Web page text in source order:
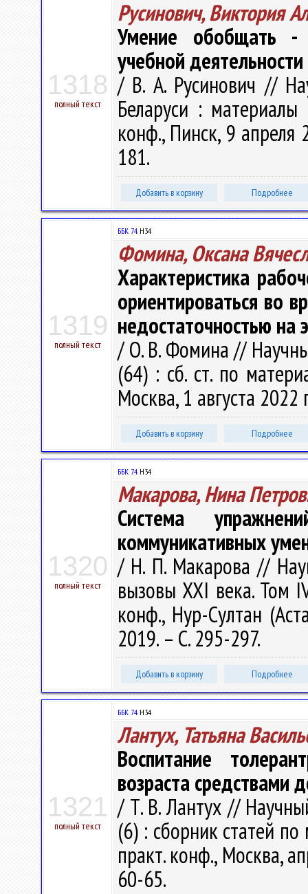
1318
полный текст
Русинович, Виктория
Умение обобщать -
учебной деятельности
/ В. А. Русинович //
Беларуси :
конф., Пинск, 9 апреля
181.
Добавить в корзину Подробнее
1319
полный текст
ББК 74.Н34
Фомина, Оксана
Характеристика
ориентироваться во
недостаточностью на
/ О. В. Фомина //
(64) : сб. ст. по
Москва, 1 августа
Добавить в корзину Подробнее
1320
полный текст
ББК 74.Н34
Макарова, Нина
Система
коммуникативных
/ Н. П. Макарова //
вызовы ХХІ века. Том
конф., Нур-Султан
2019. – С. 295-297.
Добавить в корзину Подробнее
1321
полный текст
ББК 74.Н34
Лантух, Татьяна
Воспитание
возраста средствами
/ Т. В. Лантух //
(6) : сборник статей
практ. конф., Москва,
60-65.